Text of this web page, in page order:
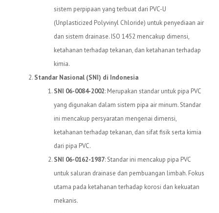
sistem perpipaan yang terbuat dari PVC-U
(Unplasticized Polyvinyl Chloride) untuk penyediaan air
dan sistem drainase. ISO 1452 mencakup dimensi,
ketahanan terhadap tekanan, dan ketahanan terhadap
kimia.
Standar Nasional (SNI) di Indonesia
SNI 06-0084-2002: Merupakan standar untuk pipa PVC
yang digunakan dalam sistem pipa air minum. Standar
ini mencakup persyaratan mengenai dimensi,
ketahanan terhadap tekanan, dan sifat fisik serta kimia
dari pipa PVC.
SNI 06-0162-1987: Standar ini mencakup pipa PVC
untuk saluran drainase dan pembuangan limbah. Fokus
utama pada ketahanan terhadap korosi dan kekuatan
mekanis.